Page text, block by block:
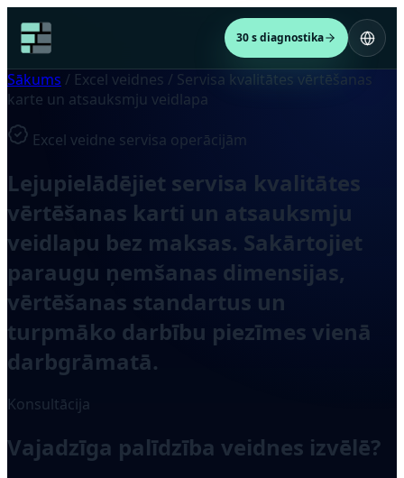
30 s diagnostika
Sākums / Excel veidnes / Servisa kvalitātes vērtēšanas
karte un atsauksmju veidlapa
Excel veidne servisa operācijām
Lejupielādējiet servisa kvalitātes
vērtēšanas karti un atsauksmju
veidlapu bez maksas. Sakārtojiet
paraugu ņemšanas dimensijas,
vērtēšanas standartus un
turpmāko darbību piezīmes vienā
darbgrāmatā.
Konsultācija
Vajadzīga palīdzība veidnes izvēlē?